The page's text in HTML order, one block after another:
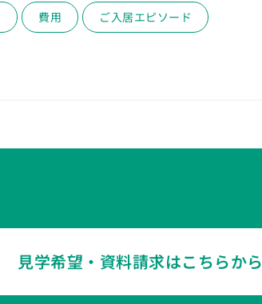
費用 ご入居エピソード
見学希望・資料請求はこちらから